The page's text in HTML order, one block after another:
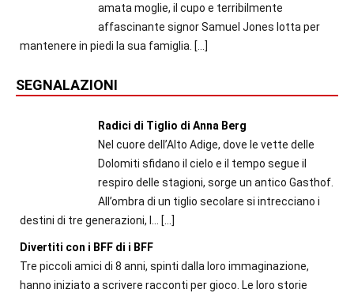
amata moglie, il cupo e terribilmente
affascinante signor Samuel Jones lotta per
mantenere in piedi la sua famiglia. […]
SEGNALAZIONI
Radici di Tiglio di Anna Berg
Nel cuore dell’Alto Adige, dove le vette delle
Dolomiti sfidano il cielo e il tempo segue il
respiro delle stagioni, sorge un antico Gasthof.
All’ombra di un tiglio secolare si intrecciano i
destini di tre generazioni, l...
[…]
Divertiti con i BFF di i BFF
Tre piccoli amici di 8 anni, spinti dalla loro immaginazione,
hanno iniziato a scrivere racconti per gioco. Le loro storie